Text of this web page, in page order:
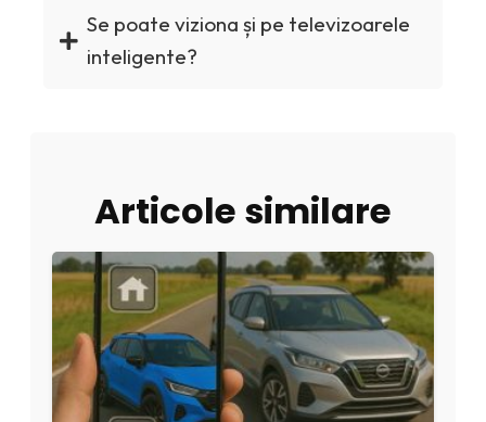
Se poate viziona și pe televizoarele
inteligente?
Articole similare